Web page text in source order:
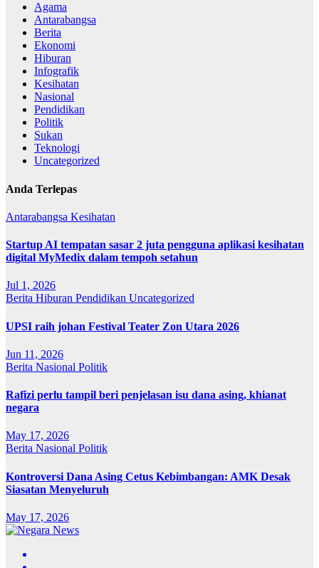
Agama
Antarabangsa
Berita
Ekonomi
Hiburan
Infografik
Kesihatan
Nasional
Pendidikan
Politik
Sukan
Teknologi
Uncategorized
Anda Terlepas
Antarabangsa Kesihatan
Startup AI tempatan sasar 2 juta pengguna aplikasi kesihatan
digital MyMedix dalam tempoh setahun
Jul 1, 2026
Berita Hiburan Pendidikan Uncategorized
UPSI raih johan Festival Teater Zon Utara 2026
Jun 11, 2026
Berita Nasional Politik
Rafizi perlu tampil beri penjelasan isu dana asing, khianat
negara
May 17, 2026
Berita Nasional Politik
Kontroversi Dana Asing Cetus Kebimbangan: AMK Desak
Siasatan Menyeluruh
May 17, 2026